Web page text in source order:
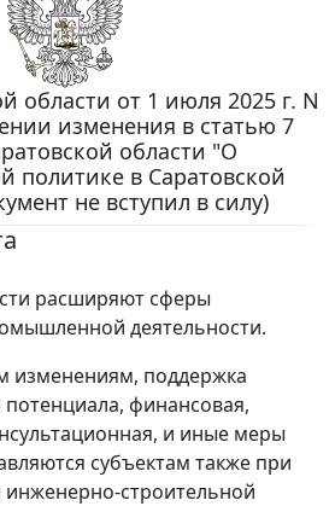
области от 1 июля 2025 г. N
изменения в статью 7
области "О
политике в Саратовской
не вступил в силу)
расширяют сферы
деятельности.
изменениям, поддержка
потенциала, финансовая,
и иные меры
субъектам также при
строительной